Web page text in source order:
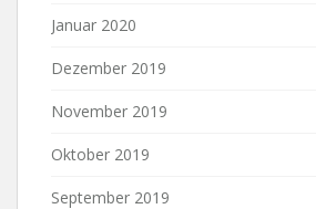
Januar 2020
Dezember 2019
November 2019
Oktober 2019
September 2019